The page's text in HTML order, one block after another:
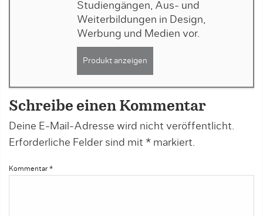
Studiengängen, Aus- und
Weiterbildungen in Design,
Werbung und Medien vor.
Produkt anzeigen
Schreibe einen Kommentar
Deine E-Mail-Adresse wird nicht veröffentlicht.
Erforderliche Felder sind mit * markiert.
Kommentar *